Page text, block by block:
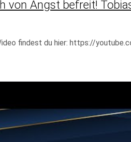
von Angst befreit!
findest du hier: https://